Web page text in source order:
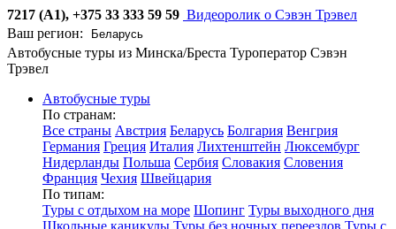
7217 (А1), +375 33 333 59 59 Видеоролик о Сэвэн Трэвел
Ваш регион:
Автобусные туры из Минска/Бреста Туроператор Сэвэн
Трэвел
Автобусные туры
По странам:
Все страны Австрия Беларусь Болгария Венгрия
Германия Греция Италия Лихтенштейн Люксембург
Нидерланды Польша Сербия Словакия Словения
Франция Чехия Швейцария
По типам:
Туры с отдыхом на море Шопинг Туры выходного дня
Школьные каникулы Туры без ночных переездов Туры с